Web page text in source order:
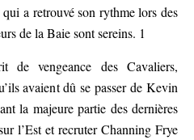
a retrouvé son rythme lors des
de la Baie sont sereins. 1
de vengeance des Cavaliers,
avaient dû se passer de Kevin
la majeure partie des dernières
l’Est et recruter Channing Frye